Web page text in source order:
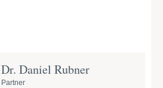
Dr. Daniel Rubner
Partner